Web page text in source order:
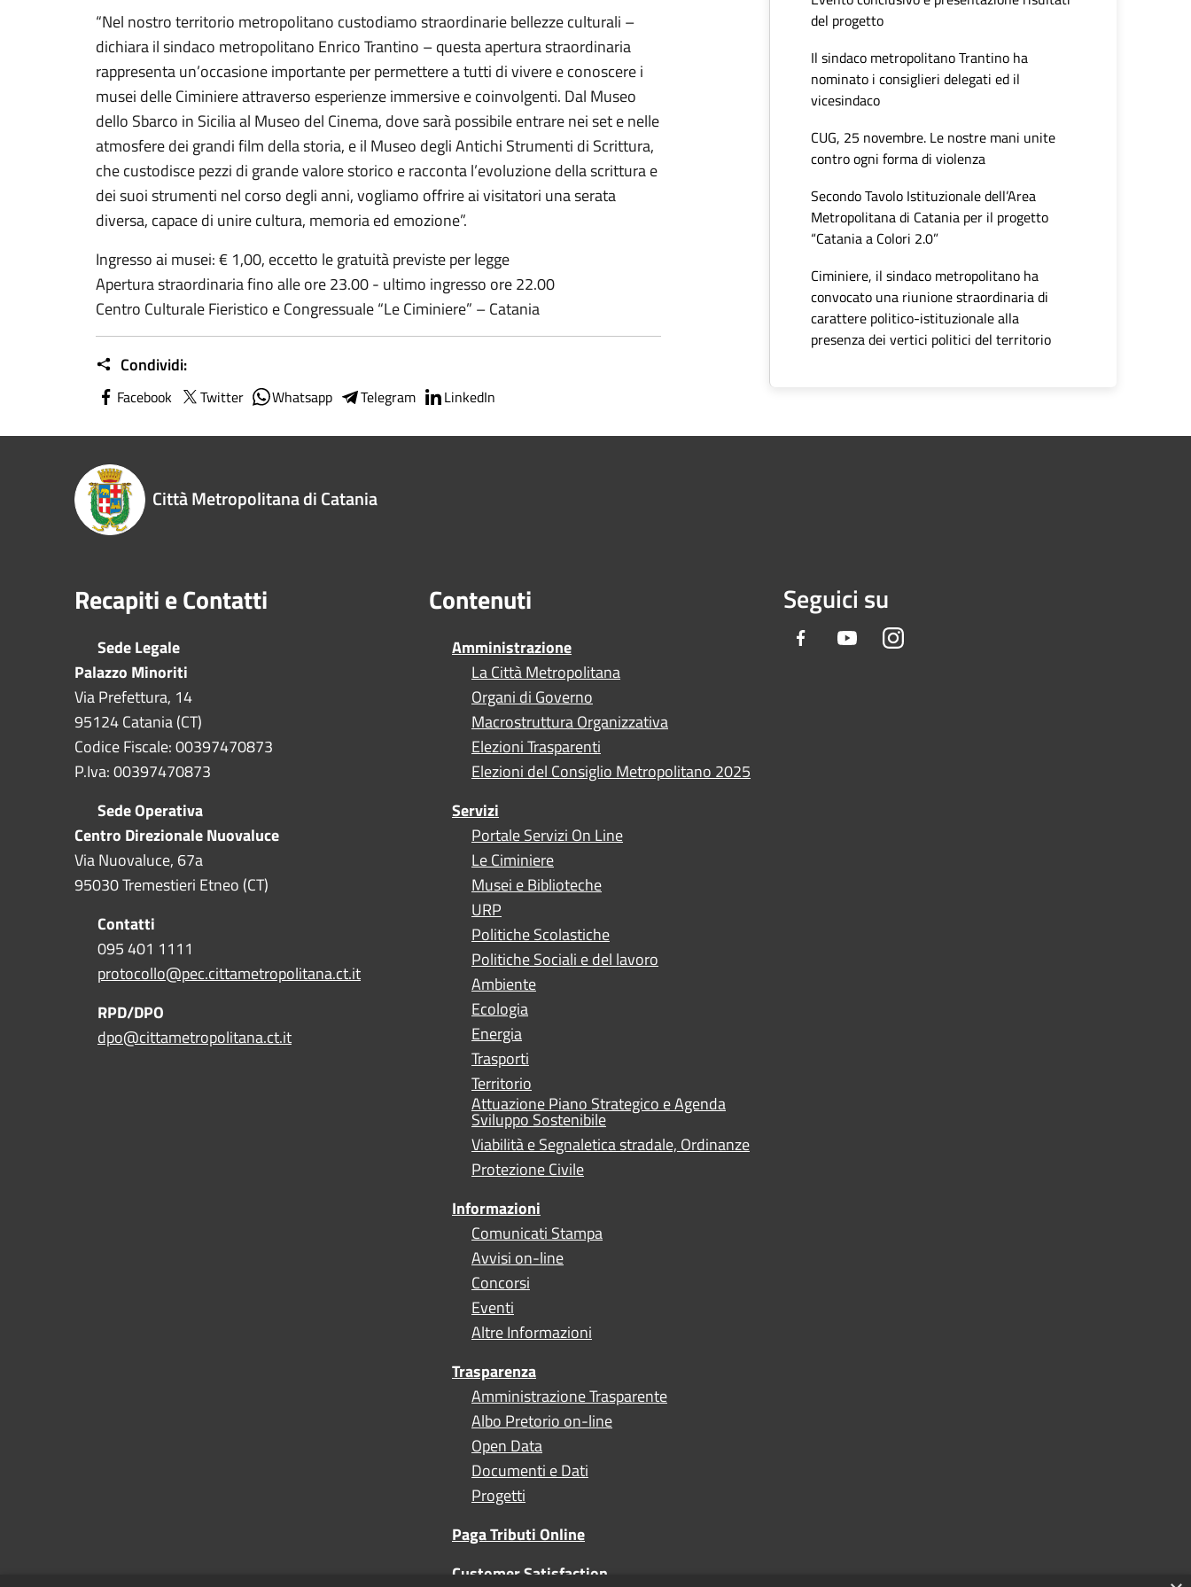
“Nel nostro territorio metropolitano custodiamo straordinarie bellezze culturali –
dichiara il sindaco metropolitano Enrico Trantino – questa apertura straordinaria
rappresenta un’occasione importante per permettere a tutti di vivere e conoscere i
musei delle Ciminiere attraverso esperienze immersive e coinvolgenti. Dal Museo
dello Sbarco in Sicilia al Museo del Cinema, dove sarà possibile entrare nei set e nelle
atmosfere dei grandi film della storia, e il Museo degli Antichi Strumenti di Scrittura,
che custodisce pezzi di grande valore storico e racconta l’evoluzione della scrittura e
dei suoi strumenti nel corso degli anni, vogliamo offrire ai visitatori una serata
diversa, capace di unire cultura, memoria ed emozione”.
Ingresso ai musei: € 1,00, eccetto le gratuità previste per legge
Apertura straordinaria fino alle ore 23.00 - ultimo ingresso ore 22.00
Centro Culturale Fieristico e Congressuale “Le Ciminiere” – Catania
Condividi:
Facebook Twitter Whatsapp Telegram LinkedIn
del progetto
Il sindaco metropolitano Trantino ha
nominato i consiglieri delegati ed il
vicesindaco
CUG, 25 novembre. Le nostre mani unite
contro ogni forma di violenza
Secondo Tavolo Istituzionale dell’Area
Metropolitana di Catania per il progetto
“Catania a Colori 2.0”
Ciminiere, il sindaco metropolitano ha
convocato una riunione straordinaria di
carattere politico-istituzionale alla
presenza dei vertici politici del territorio
Città Metropolitana di Catania
Recapiti e Contatti
Sede Legale
Palazzo Minoriti
Via Prefettura, 14
95124 Catania (CT)
Codice Fiscale: 00397470873
P.Iva: 00397470873
Sede Operativa
Centro Direzionale Nuovaluce
Via Nuovaluce, 67a
95030 Tremestieri Etneo (CT)
Contatti
095 401 1111
protocollo@pec.cittametropolitana.ct.it
RPD/DPO
dpo@cittametropolitana.ct.it
Contenuti
Amministrazione
La Città Metropolitana
Organi di Governo
Macrostruttura Organizzativa
Elezioni Trasparenti
Elezioni del Consiglio Metropolitano 2025
Servizi
Portale Servizi On Line
Le Ciminiere
Musei e Biblioteche
URP
Politiche Scolastiche
Politiche Sociali e del lavoro
Ambiente
Ecologia
Energia
Trasporti
Territorio
Attuazione Piano Strategico e Agenda
Sviluppo Sostenibile
Viabilità e Segnaletica stradale, Ordinanze
Protezione Civile
Informazioni
Comunicati Stampa
Avvisi on-line
Concorsi
Eventi
Altre Informazioni
Trasparenza
Amministrazione Trasparente
Albo Pretorio on-line
Open Data
Documenti e Dati
Progetti
Paga Tributi Online
Customer Satisfaction
Seguici su
Facebook YoutubeInstagram